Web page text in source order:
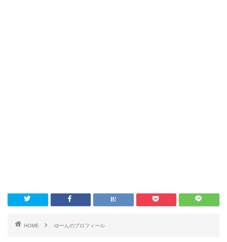
HOME ゆーんのプロフィール